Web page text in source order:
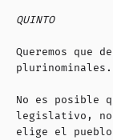
QUINTO
Queremos que
plurinominales.
No es posible
legislativo,
elige el